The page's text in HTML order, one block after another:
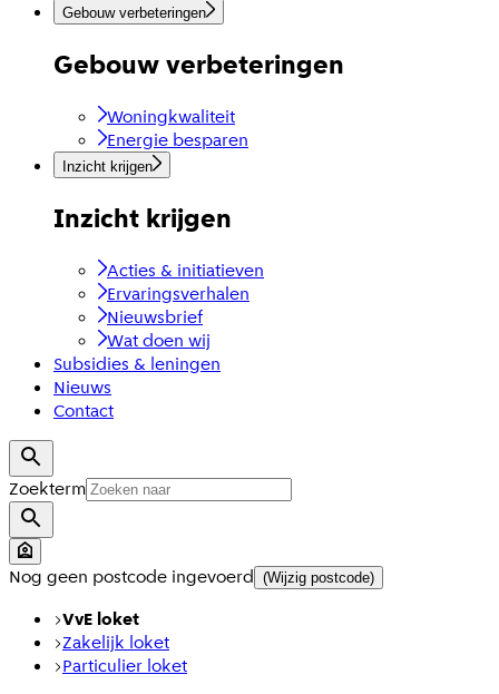
Gebouw verbeteringen
Gebouw verbeteringen
Woningkwaliteit
Energie besparen
Inzicht krijgen
Inzicht krijgen
Acties & initiatieven
Ervaringsverhalen
Nieuwsbrief
Wat doen wij
Subsidies & leningen
Nieuws
Contact
Zoekterm
Nog geen postcode ingevoerd (Wijzig postcode)
VvE loket
Zakelijk loket
Particulier loket